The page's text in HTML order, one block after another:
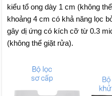
kiểu tổ ong dày 1 cm (không
khoảng 4 cm có khả năng lọc
gây dị ứng có kích cỡ từ 0.3
(không thể giặt rửa).